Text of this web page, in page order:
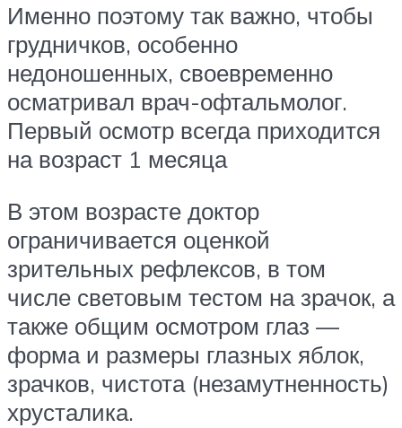
Именно поэтому так важно, чтобы
грудничков, особенно
недоношенных, своевременно
осматривал врач-офтальмолог.
Первый осмотр всегда приходится
на возраст 1 месяца
В этом возрасте доктор
ограничивается оценкой
зрительных рефлексов, в том
числе световым тестом на зрачок, а
также общим осмотром глаз —
форма и размеры глазных яблок,
зрачков, чистота (незамутненность)
хрусталика.